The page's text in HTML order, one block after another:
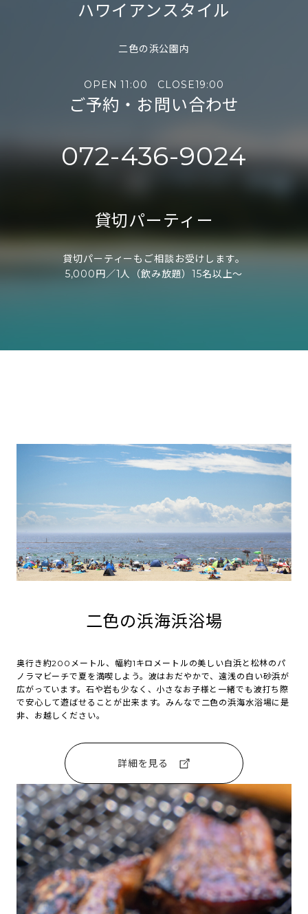
ハワイアンスタイル
二色の浜公園内
OPEN 11:00 CLOSE19:00
ご予約・お問い合わせ
072-436-9024
貸切パーティー
貸切パーティーもご相談お受けします。
5,000円／1人（飲み放題）15名以上～
二色の浜海浜浴場
奥行き約200メートル、幅約1キロメートルの美しい白浜と松林のパ
ノラマビーチで夏を満喫しよう。波はおだやかで、遠浅の白い砂浜が
広がっています。石や岩も少なく、小さなお子様と一緒でも波打ち際
で安心して遊ばせることが出来ます。みんなで二色の浜海水浴場に是
非、お越しください。
詳細を見る